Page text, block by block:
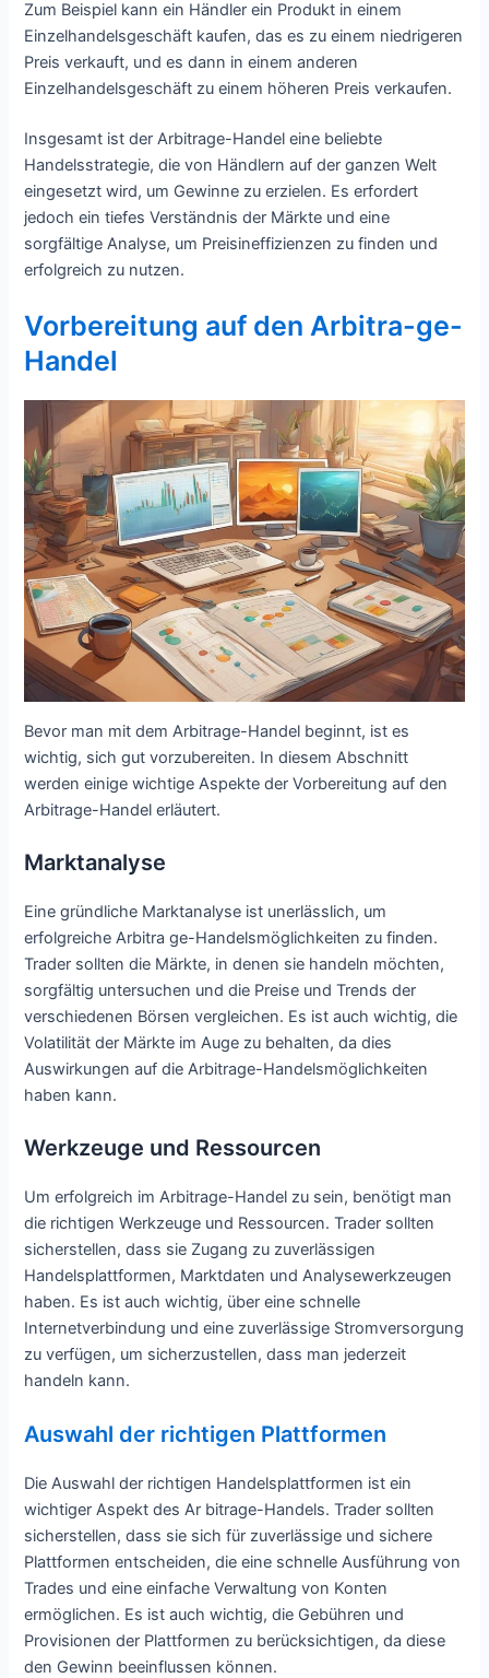
Zum Beispiel kann ein Händler ein Produkt in einem
Einzelhandelsgeschäft kaufen, das es zu einem niedrigeren
Preis verkauft, und es dann in einem anderen
Einzelhandelsgeschäft zu einem höheren Preis verkaufen.
Insgesamt ist der Arbitrage-Handel eine beliebte
Handelsstrategie, die von Händlern auf der ganzen Welt
eingesetzt wird, um Gewinne zu erzielen. Es erfordert
jedoch ein tiefes Verständnis der Märkte und eine
sorgfältige Analyse, um Preisineffizienzen zu finden und
erfolgreich zu nutzen.
Vorbereitung auf den Arbitra-ge-
Handel
Bevor man mit dem Arbitrage-Handel beginnt, ist es
wichtig, sich gut vorzubereiten. In diesem Abschnitt
werden einige wichtige Aspekte der Vorbereitung auf den
Arbitrage-Handel erläutert.
Marktanalyse
Eine gründliche Marktanalyse ist unerlässlich, um
erfolgreiche Arbitra ge-Handelsmöglichkeiten zu finden.
Trader sollten die Märkte, in denen sie handeln möchten,
sorgfältig untersuchen und die Preise und Trends der
verschiedenen Börsen vergleichen. Es ist auch wichtig, die
Volatilität der Märkte im Auge zu behalten, da dies
Auswirkungen auf die Arbitrage-Handelsmöglichkeiten
haben kann.
Werkzeuge und Ressourcen
Um erfolgreich im Arbitrage-Handel zu sein, benötigt man
die richtigen Werkzeuge und Ressourcen. Trader sollten
sicherstellen, dass sie Zugang zu zuverlässigen
Handelsplattformen, Marktdaten und Analysewerkzeugen
haben. Es ist auch wichtig, über eine schnelle
Internetverbindung und eine zuverlässige Stromversorgung
zu verfügen, um sicherzustellen, dass man jederzeit
handeln kann.
Auswahl der richtigen Plattformen
Die Auswahl der richtigen Handelsplattformen ist ein
wichtiger Aspekt des Ar bitrage-Handels. Trader sollten
sicherstellen, dass sie sich für zuverlässige und sichere
Plattformen entscheiden, die eine schnelle Ausführung von
Trades und eine einfache Verwaltung von Konten
ermöglichen. Es ist auch wichtig, die Gebühren und
Provisionen der Plattformen zu berücksichtigen, da diese
den Gewinn beeinflussen können.